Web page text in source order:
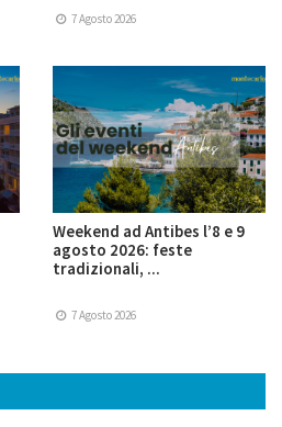
7 Agosto 2026
Weekend ad Antibes l’8 e 9
agosto 2026: feste
tradizionali, ...
7 Agosto 2026